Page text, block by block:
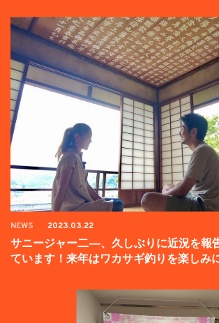
NEWS 2023.03.22
サニージャー二―、久しぶりに近況を報
ています！来年はワカサギ釣りを楽しみ